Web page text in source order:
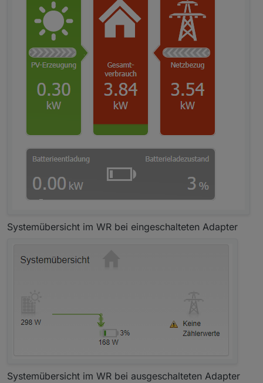
Systemübersicht im WR bei eingeschalteten Adapter
Systemübersicht im WR bei ausgeschalteten Adapter